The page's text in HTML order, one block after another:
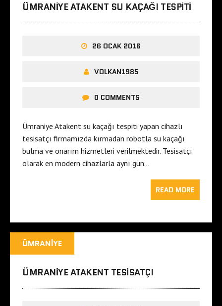
ÜMRANIYE ATAKENT SU KAÇAĞI TESPITI
26 OCAK 2016
VOLKAN1985
0 COMMENTS
Ümraniye Atakent su kaçağı tespiti yapan cihazlı
tesisatçı firmamızda kırmadan robotla su kaçağı
bulma ve onarım hizmetleri verilmektedir. Tesisatçı
olarak en modern cihazlarla aynı gün…
READ MORE
ÜMRANIYE
ÜMRANIYE ATAKENT TESISATÇI